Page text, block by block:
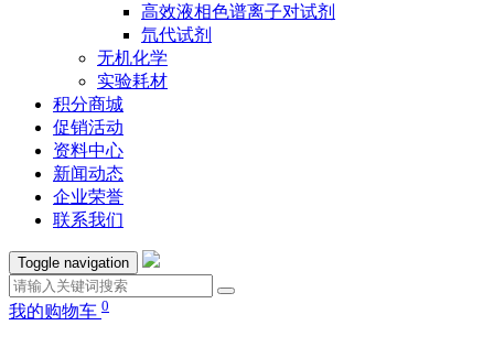
高效液相色谱离子对试剂
氘代试剂
无机化学
实验耗材
积分商城
促销活动
资料中心
新闻动态
企业荣誉
联系我们
Toggle navigation
我的购物车 0